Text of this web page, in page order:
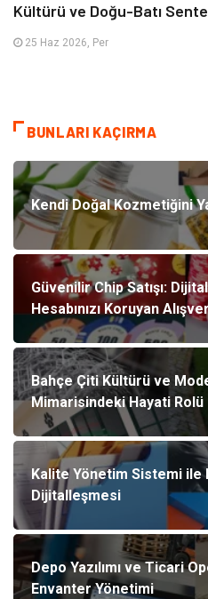
Kültürü ve Doğu-Batı
25 Haz 2026, Per
BUNLARI KAÇIRMA
Kendi Doğal Kozmetiğini
Güvenilir Chip Satışı:
Hesabınızı Koruyan
Bahçe Çiti Kültürü ve
Mimarisindeki Hayati Rolü
Kalite Yönetim Sistemi ile
Dijitalleşmesi
Depo Yazılımı ve Ticari
Envanter Yönetimi